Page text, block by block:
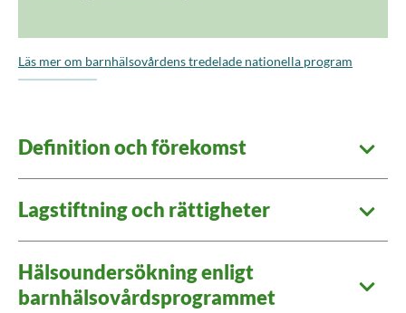
Läs mer om barnhälsovårdens tredelade nationella program
Definition och förekomst
Lagstiftning och rättigheter
Hälsoundersökning enligt
barnhälsovårdsprogrammet